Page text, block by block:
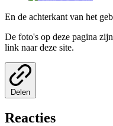
En de achterkant van het
De foto's op deze pagina
link naar deze site.
Delen
Reacties